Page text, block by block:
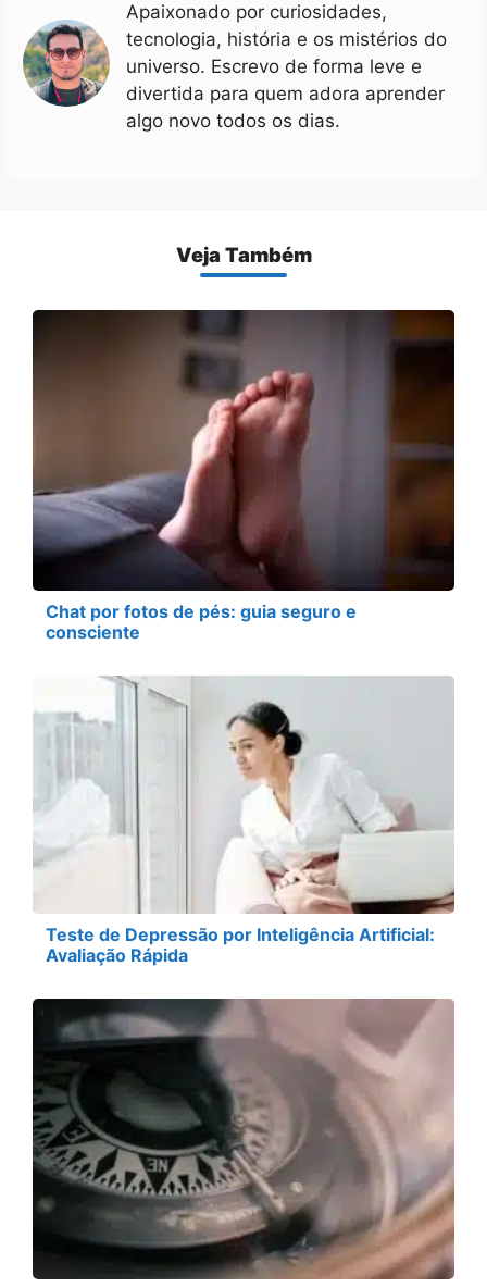
Apaixonado por curiosidades,
tecnologia, história e os mistérios do
universo. Escrevo de forma leve e
divertida para quem adora aprender
algo novo todos os dias.
Veja Também
Chat por fotos de pés: guia seguro e
consciente
Teste de Depressão por Inteligência Artificial:
Avaliação Rápida